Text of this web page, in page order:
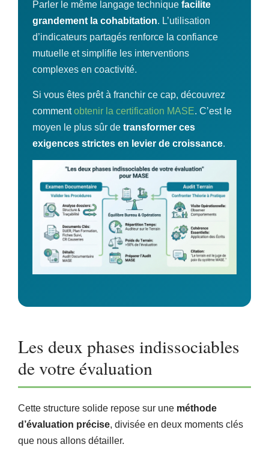
Parler le même langage techniquefacilite
grandement la cohabitation. L’utilisation
d’indicateurs partagés renforce la confiance
mutuelle et simplifie les interventions
complexes en coactivité.
Si vous êtes prêt à franchir ce cap, découvrez
commentobtenir la certification MASE. C’est le
moyen le plus sûr detransformer ces
exigences strictes en levier de croissance.
Les deux phases indissociables
de votre évaluation
Cette structure solide repose sur une méthode
d’évaluation précise, divisée en deux moments clés
que nous allons détailler.